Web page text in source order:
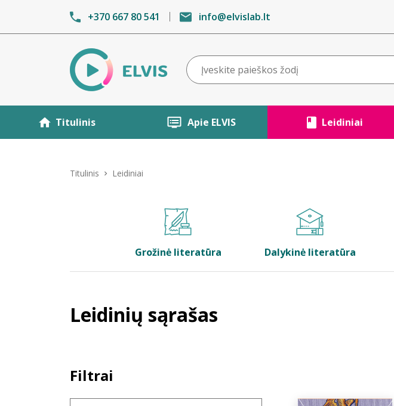
+370 667 80 541 info@elvislab.lt
Titulinis Apie ELVIS Leidiniai
Titulinis Leidiniai
Grožinė literatūra Dalykinė literatūra
Leidinių sąrašas
Filtrai